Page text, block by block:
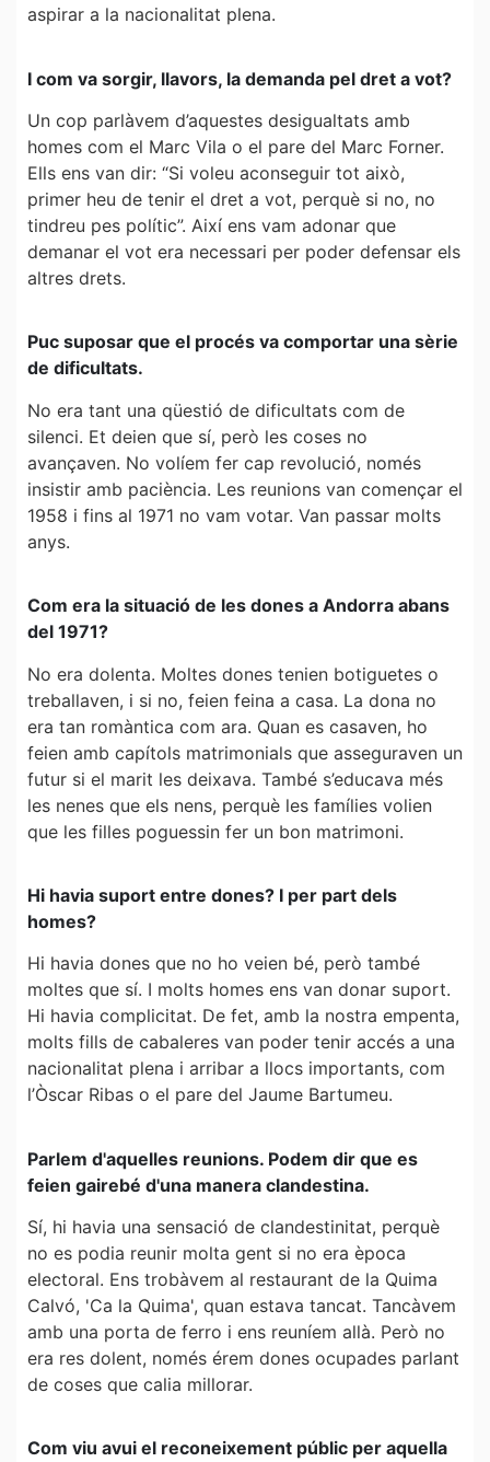
aspirar a la nacionalitat plena.
I com va sorgir, llavors, la demanda pel dret a vot?
Un cop parlàvem d’aquestes desigualtats amb
homes com el Marc Vila o el pare del Marc Forner.
Ells ens van dir: “Si voleu aconseguir tot això,
primer heu de tenir el dret a vot, perquè si no, no
tindreu pes polític”. Així ens vam adonar que
demanar el vot era necessari per poder defensar els
altres drets.
Puc suposar que el procés va comportar una sèrie
de dificultats.
No era tant una qüestió de dificultats com de
silenci. Et deien que sí, però les coses no
avançaven. No volíem fer cap revolució, només
insistir amb paciència. Les reunions van començar el
1958 i fins al 1971 no vam votar. Van passar molts
anys.
Com era la situació de les dones a Andorra abans
del 1971?
No era dolenta. Moltes dones tenien botiguetes o
treballaven, i si no, feien feina a casa. La dona no
era tan romàntica com ara. Quan es casaven, ho
feien amb capítols matrimonials que asseguraven un
futur si el marit les deixava. També s’educava més
les nenes que els nens, perquè les famílies volien
que les filles poguessin fer un bon matrimoni.
Hi havia suport entre dones? I per part dels
homes?
Hi havia dones que no ho veien bé, però també
moltes que sí. I molts homes ens van donar suport.
Hi havia complicitat. De fet, amb la nostra empenta,
molts fills de cabaleres van poder tenir accés a una
nacionalitat plena i arribar a llocs importants, com
l’Òscar Ribas o el pare del Jaume Bartumeu.
Parlem d'aquelles reunions. Podem dir que es
feien gairebé d'una manera clandestina.
Sí, hi havia una sensació de clandestinitat, perquè
no es podia reunir molta gent si no era època
electoral. Ens trobàvem al restaurant de la Quima
Calvó, 'Ca la Quima', quan estava tancat. Tancàvem
amb una porta de ferro i ens reuníem allà. Però no
era res dolent, només érem dones ocupades parlant
de coses que calia millorar.
Com viu avui el reconeixement públic per aquella